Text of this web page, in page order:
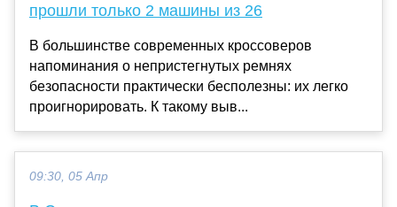
прошли только 2 машины из 26
В большинстве современных кроссоверов
напоминания о непристегнутых ремнях
безопасности практически бесполезны: их легко
проигнорировать. К такому выв...
09:30, 05 Апр